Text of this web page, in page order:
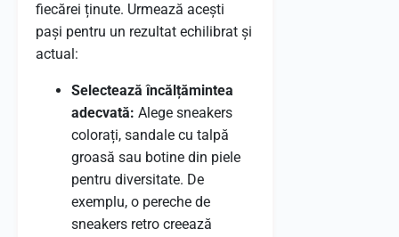
fiecărei ținute. Urmează acești
pași pentru un rezultat echilibrat și
actual:
Selectează încălțămintea
adecvată: Alege sneakers
colorați, sandale cu talpă
groasă sau botine din piele
pentru diversitate. De
exemplu, o pereche de
sneakers retro creează